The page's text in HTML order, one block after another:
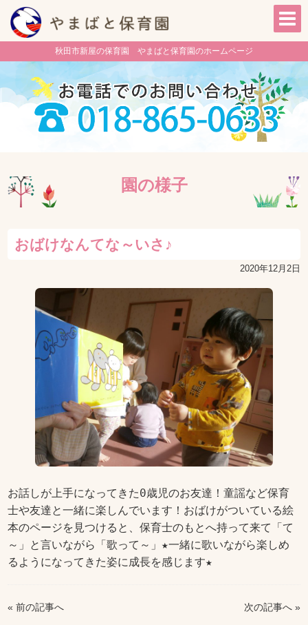
秋田市新屋の保育園 やまばと保育園のホームページ
園の様子
おばけなんてな～いさ♪
2020年12月2日
お話しが上手になってきた0歳児のお友達！童謡など保育
士や友達と一緒に楽しんでいます！おばけがついている絵
本のページを見つけると、保育士のもとへ持って来て「て
～」と言いながら「歌って～」★一緒に歌いながら楽しめ
るようになってきた姿に成長を感じます★
« 前の記事へ 次の記事へ »